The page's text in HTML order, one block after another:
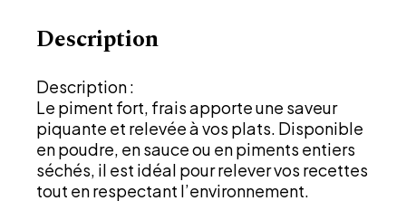
Description
Description :
Le piment fort, frais apporte une saveur
piquante et relevée à vos plats. Disponible
en poudre, en sauce ou en piments entiers
séchés, il est idéal pour relever vos recettes
tout en respectant l’environnement.